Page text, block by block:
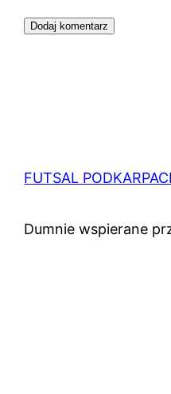
FUTSAL
Dumnie wspierane